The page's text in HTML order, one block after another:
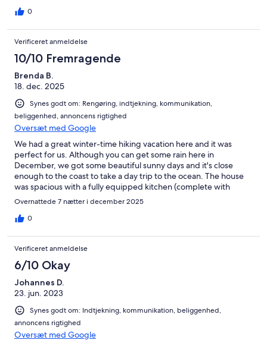
0
Verificeret anmeldelse
10/10 Fremragende
Brenda B.
18. dec. 2025
Synes godt om: Rengøring, indtjekning, kommunikation,
beliggenhed, annoncens rigtighed
Oversæt med Google
We had a great winter-time hiking vacation here and it was
perfect for us. Although you can get some rain here in
December, we got some beautiful sunny days and it's close
enough to the coast to take a day trip to the ocean. The house
was spacious with a fully equipped kitchen (complete with
dishwasher and clothes washer). Heat in the winter is via a main
heaters in each bedroom. With the warm quilts on each bed, it
surrounded by beautiful cork forests. As with anything in this
area, expect twisty narrow roads... But in December at least we
rarely passed anyone else on the road. The house would really
shine in the summer though as that pool and outdoor dining
spot looked great and has a jaw-dropping view!
Overnattede 7 nætter i december 2025
0
Verificeret anmeldelse
6/10 Okay
Johannes D.
23. jun. 2023
Synes godt om: Indtjekning, kommunikation, beliggenhed,
annoncens rigtighed
Oversæt med Google